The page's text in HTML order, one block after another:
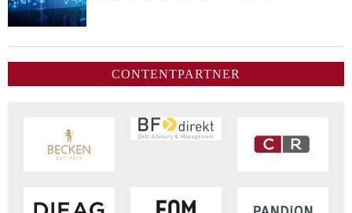
CONTENTPARTNER